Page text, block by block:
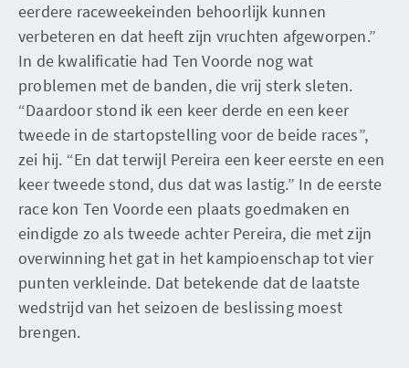
eerdere raceweekeinden behoorlijk kunnen
verbeteren en dat heeft zijn vruchten afgeworpen.”
In de kwalificatie had Ten Voorde nog wat
problemen met de banden, die vrij sterk sleten.
“Daardoor stond ik een keer derde en een keer
tweede in de startopstelling voor de beide races”,
zei hij. “En dat terwijl Pereira een keer eerste en een
keer tweede stond, dus dat was lastig.” In de eerste
race kon Ten Voorde een plaats goedmaken en
eindigde zo als tweede achter Pereira, die met zijn
overwinning het gat in het kampioenschap tot vier
punten verkleinde. Dat betekende dat de laatste
wedstrijd van het seizoen de beslissing moest
brengen.